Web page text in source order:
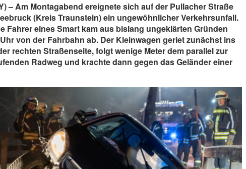
– Am Montagabend ereignete sich auf der Pullacher Straße
(Kreis Traunstein) ein ungewöhnlicher Verkehrsunfall.
Fahrer eines Smart kam aus bislang ungeklärten Gründen
von der Fahrbahn ab. Der Kleinwagen geriet zunächst ins
rechten Straßenseite, folgt wenige Meter dem parallel zur
Radweg und krachte dann gegen das Geländer einer